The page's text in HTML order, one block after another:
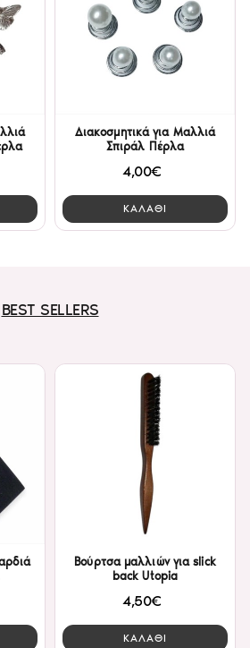
Διακοσμητικά για Μαλλιά
Σπιράλ Πέρλα
4,00€
ΚΑΛΑΘΙ
BEST SELLERS
Βούρτσα μαλλιών για slick
back Utopia
4,50€
ΚΑΛΑΘΙ